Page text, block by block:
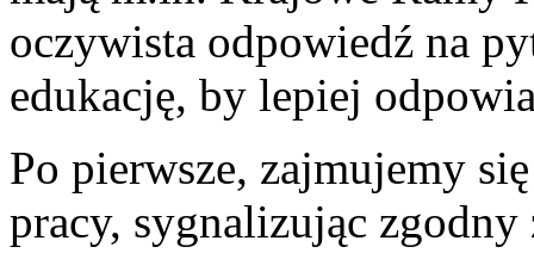
oczywista odpowiedź na
edukację, by lepiej
Po pierwsze, zajmujemy
pracy, sygnalizując